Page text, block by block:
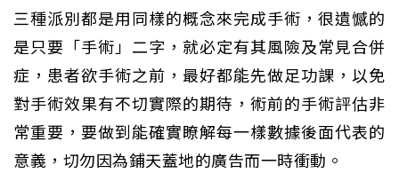
三種派別都是用同樣的概念來完成手術，很遺憾的
是只要「手術」二字，就必定有其風險及常見合併
症，患者欲手術之前，最好都能先做足功課，以免
對手術效果有不切實際的期待，術前的手術評估非
常重要，要做到能確實瞭解每一樣數據後面代表的
意義，切勿因為鋪天蓋地的廣告而一時衝動。